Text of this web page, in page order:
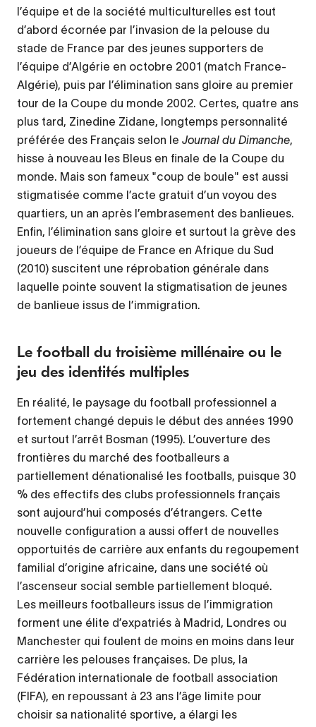
l’équipe et de la société multiculturelles est tout
d’abord écornée par l’invasion de la pelouse du
stade de France par des jeunes supporters de
l’équipe d’Algérie en octobre 2001 (match France-
Algérie), puis par l’élimination sans gloire au premier
tour de la Coupe du monde 2002. Certes, quatre ans
plus tard, Zinedine Zidane, longtemps personnalité
préférée des Français selon le Journal du Dimanche,
hisse à nouveau les Bleus en finale de la Coupe du
monde. Mais son fameux "coup de boule" est aussi
stigmatisée comme l’acte gratuit d’un voyou des
quartiers, un an après l’embrasement des banlieues.
Enfin, l’élimination sans gloire et surtout la grève des
joueurs de l’équipe de France en Afrique du Sud
(2010) suscitent une réprobation générale dans
laquelle pointe souvent la stigmatisation de jeunes
de banlieue issus de l’immigration.
Le football du troisième millénaire ou le
jeu des identités multiples
En réalité, le paysage du football professionnel a
fortement changé depuis le début des années 1990
et surtout l’arrêt Bosman (1995). L’ouverture des
frontières du marché des footballeurs a
partiellement dénationalisé les footballs, puisque 30
% des effectifs des clubs professionnels français
sont aujourd’hui composés d’étrangers. Cette
nouvelle configuration a aussi offert de nouvelles
opportuités de carrière aux enfants du regoupement
familial d’origine africaine, dans une société où
l’ascenseur social semble partiellement bloqué.
Les meilleurs footballeurs issus de l’immigration
forment une élite d’expatriés à Madrid, Londres ou
Manchester qui foulent de moins en moins dans leur
carrière les pelouses françaises. De plus, la
Fédération internationale de football association
(FIFA), en repoussant à 23 ans l’âge limite pour
choisir sa nationalité sportive, a élargi les